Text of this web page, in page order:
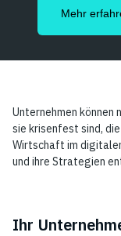
Mehr
Unternehmen können
sie krisenfest sind,
Wirtschaft im
und ihre Strategien
Ihr